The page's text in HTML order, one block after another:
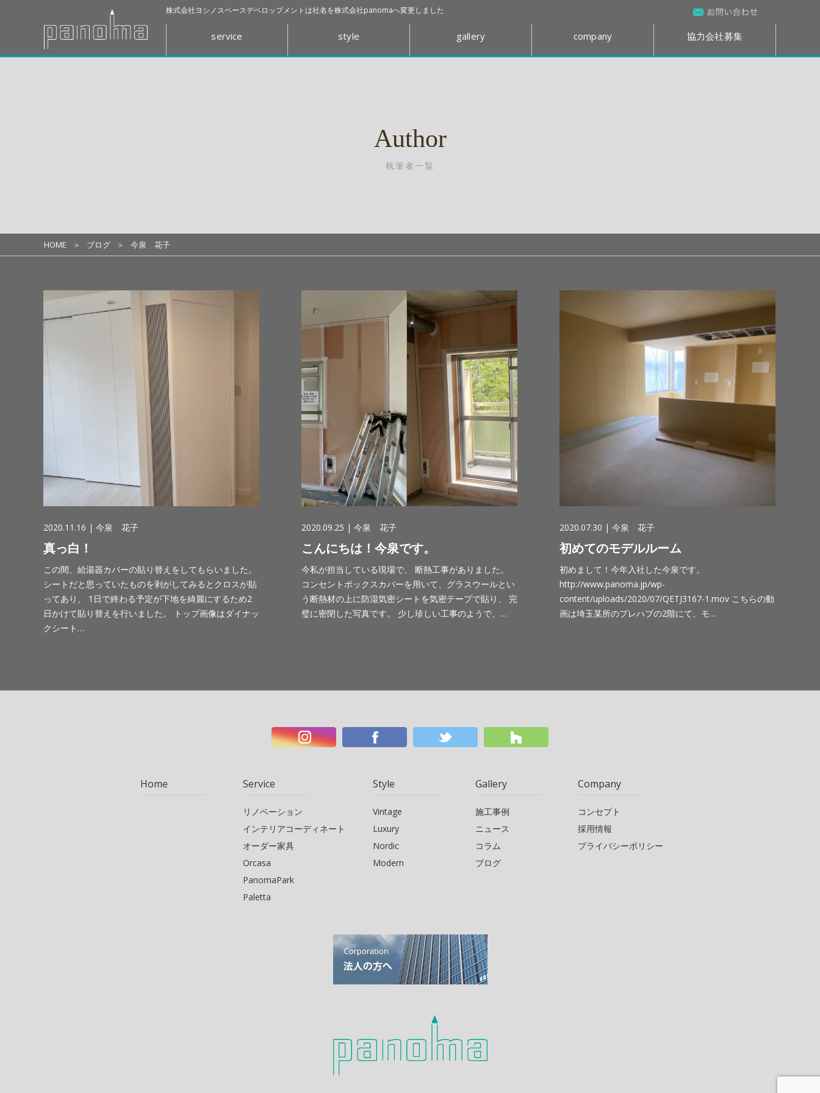
service style gallery company 協力会社募集
株式会社ヨシノスペースデベロップメントは社名を株式会社panomaへ変更しました
Author
執筆者一覧
HOME ブログ 今泉 花子
2020.11.16 | 今泉 花子
真っ白！
この間、給湯器カバーの貼り替えをしてもらいました。
シートだと思っていたものを剥がしてみるとクロスが貼
ってあり、 1日で終わる予定が下地を綺麗にするため2
日かけて貼り替えを行いました。 トップ画像はダイナッ
クシート…
2020.09.25 | 今泉 花子
こんにちは！今泉です。
今私が担当している現場で、 断熱工事がありました。
コンセントボックスカバーを用いて、グラスウールとい
う断熱材の上に防湿気密シートを気密テープで貼り、 完
璧に密閉した写真です。 少し珍しい工事のようで、…
2020.07.30 | 今泉 花子
初めてのモデルルーム
初めまして！今年入社した今泉です。
http://www.panoma.jp/wp-
content/uploads/2020/07/QETJ3167-1.mov こちらの動
画は埼玉某所のプレハブの2階にて、モ…
Home Service
リノベーション
インテリアコーディネート
オーダー家具
Orcasa
PanomaPark
Paletta
Style
Vintage
Luxury
Nordic
Modern
Gallery
施工事例
ニュース
コラム
ブログ
Company
コンセプト
採用情報
プライバシーポリシー